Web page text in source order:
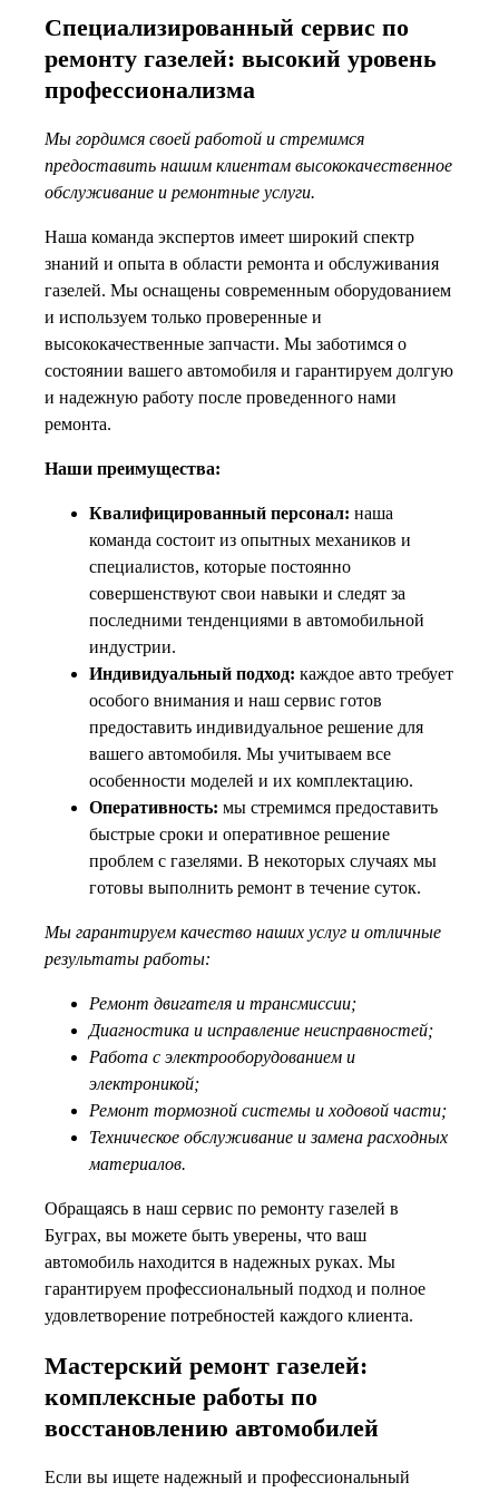
Специализированный сервис по
ремонту газелей: высокий уровень
профессионализма
Мы гордимся своей работой и стремимся
предоставить нашим клиентам высококачественное
обслуживание и ремонтные услуги.
Наша команда экспертов имеет широкий спектр
знаний и опыта в области ремонта и обслуживания
газелей. Мы оснащены современным оборудованием
и используем только проверенные и
высококачественные запчасти. Мы заботимся о
состоянии вашего автомобиля и гарантируем долгую
и надежную работу после проведенного нами
ремонта.
Наши преимущества:
Квалифицированный персонал: наша
команда состоит из опытных механиков и
специалистов, которые постоянно
совершенствуют свои навыки и следят за
последними тенденциями в автомобильной
индустрии.
Индивидуальный подход: каждое авто требует
особого внимания и наш сервис готов
предоставить индивидуальное решение для
вашего автомобиля. Мы учитываем все
особенности моделей и их комплектацию.
Оперативность: мы стремимся предоставить
быстрые сроки и оперативное решение
проблем с газелями. В некоторых случаях мы
готовы выполнить ремонт в течение суток.
Мы гарантируем качество наших услуг и отличные
результаты работы:
Ремонт двигателя и трансмиссии;
Диагностика и исправление неисправностей;
Работа с электрооборудованием и
электроникой;
Ремонт тормозной системы и ходовой части;
Техническое обслуживание и замена расходных
материалов.
Обращаясь в наш сервис по ремонту газелей в
Буграх, вы можете быть уверены, что ваш
автомобиль находится в надежных руках. Мы
гарантируем профессиональный подход и полное
удовлетворение потребностей каждого клиента.
Мастерский ремонт газелей:
комплексные работы по
восстановлению автомобилей
Если вы ищете надежный и профессиональный